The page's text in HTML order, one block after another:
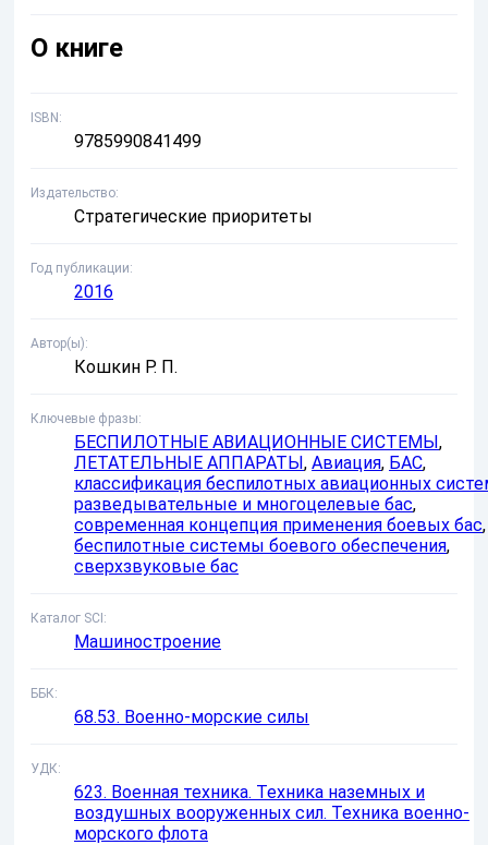
О книге
ISBN
9785990841499
Издательство
Стратегические приоритеты
Год публикации
2016
Автор(ы)
Кошкин Р. П.
Ключевые фразы
БЕСПИЛОТНЫЕ АВИАЦИОННЫЕ СИСТЕМЫ,
ЛЕТАТЕЛЬНЫЕ АППАРАТЫ, Авиация, БАС,
классификация беспилотных авиационных
разведывательные и многоцелевые бас,
современная концепция применения боевых бас,
беспилотные системы боевого обеспечения,
сверхзвуковые бас
Каталог SCI
Машиностроение
ББК
68.53. Военно-морские силы
УДК
623. Военная техника. Техника наземных и
воздушных вооруженных сил. Техника военно-
морского флота